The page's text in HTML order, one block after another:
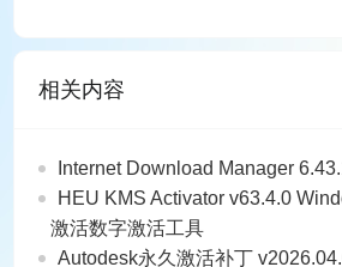
相关内容
Internet Download Manager
HEU KMS Activator v63.4.0
激活数字激活工具
Autodesk永久激活补丁